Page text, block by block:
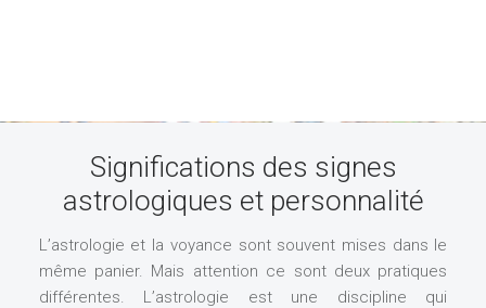
Significations des signes
astrologiques et personnalité
L’astrologie et la voyance sont souvent mises dans le
même panier. Mais attention ce sont deux pratiques
différentes. L’astrologie est une discipline qui